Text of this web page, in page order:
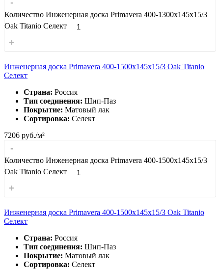
Количество Инженерная доска Primavera 400-1300х145х15/3
Oak Titanio Селект
+
Инженерная доска Primavera 400-1500х145х15/3 Oak Titanio
Селект
Страна: Россия
Тип соединения: Шип-Паз
Покрытие: Матовый лак
Сортировка: Селект
7206 руб./м²
-
Количество Инженерная доска Primavera 400-1500х145х15/3
Oak Titanio Селект
+
Инженерная доска Primavera 400-1500х145х15/3 Oak Titanio
Селект
Страна: Россия
Тип соединения: Шип-Паз
Покрытие: Матовый лак
Сортировка: Селект